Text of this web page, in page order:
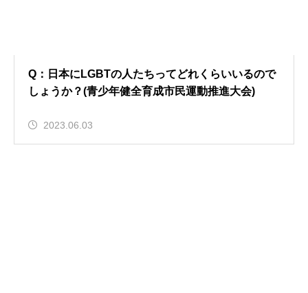
Q：日本にLGBTの人たちってどれくらいいるので
しょうか？(青少年健全育成市民運動推進大会)
2023.06.03